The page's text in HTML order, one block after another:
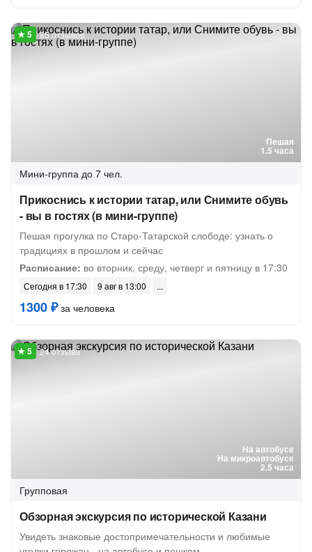
Пешая
1.5 часа
85 отзывов
Мини-группа до 7 чел.
Прикоснись к истории татар, или Снимите обувь
- вы в гостях (в мини-группе)
Пешая прогулка по Старо-Татарской слободе: узнать о
традициях в прошлом и сейчас
Расписание: во вторник, среду, четверг и пятницу в 17:30
Сегодня в 17:30 9 авг в 13:00
1300 ₽за человека
На автобусе
На микроавтобусе
2.5 часа
24 отзыва
Групповая
Обзорная экскурсия по исторической Казани
Увидеть знаковые достопримечательности и любимые